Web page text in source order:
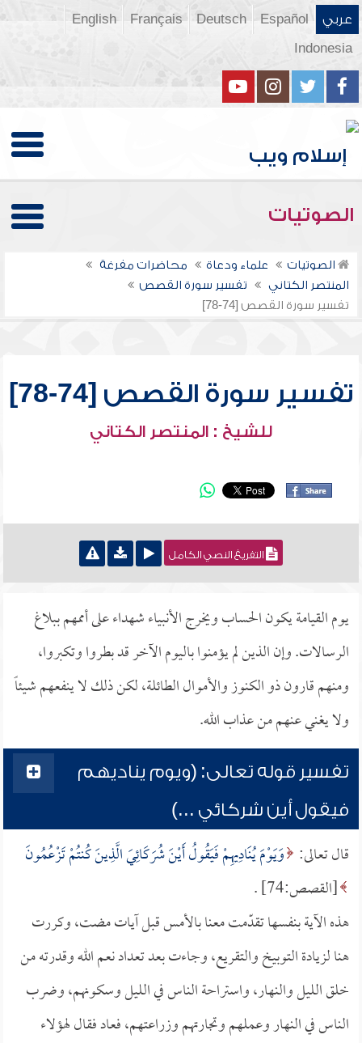
عربي Español
Deutsch
Français
English
Indonesia
الصوتيات
الصوتيات علماء ودعاة
محاضرات مفرغة
المنتصر الكتاني
تفسير سورة القصص
تفسير سورة القصص [74-78]
تفسير سورة القصص [74-78]
للشيخ : المنتصر الكتاني
التفريغ النصي الكامل
يوم القيامة يكون الحساب ويخرج الأنبياء شهداء على أممهم ببلاغ
الرسالات. وإن الذين لم يؤمنوا باليوم الآخر قد بطروا وتكبروا،
ومنهم قارون ذو الكنوز والأموال الطائلة، لكن ذلك لا ينفعهم شيئاً
ولا يغني عنهم من عذاب الله.
تفسير قوله تعالى: (ويوم يناديهم
فيقول أين شركائي ...)
قال تعالى: وَيَوْمَ يُنَادِيهِمْ فَيَقُولُ أَيْنَ شُرَكَائِيَ الَّذِينَ كُنتُمْ تَزْعُمُونَ
[القصص:74] .
هذه الآية بنفسها تقدّمت معنا بالأمس قبل آيات مضت، وكررت
هنا لزيادة التوبيخ والتقريع، وجاءت بعد تعداد نعم الله وقدرته من
خلق الليل والنهار، واستراحة الناس في الليل وسكونهم، وضرب
الناس في النهار وعملهم وتجارتهم وزراعتهم، فعاد فقال لهؤلاء